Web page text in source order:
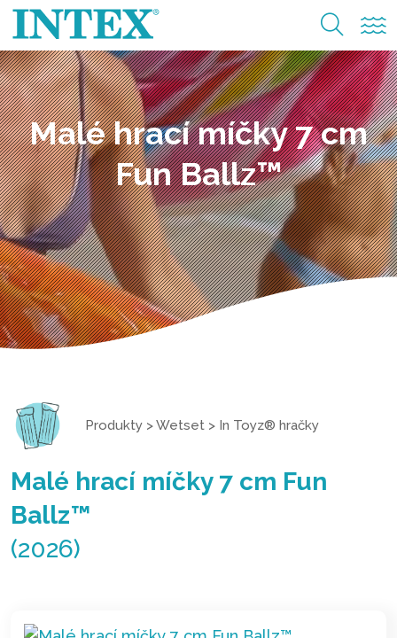
Malé hrací míčky 7 cm
Fun Ballz™
Produkty >Wetset > In Toyz® hračky
Malé hrací míčky 7 cm Fun
Ballz™
(2026)